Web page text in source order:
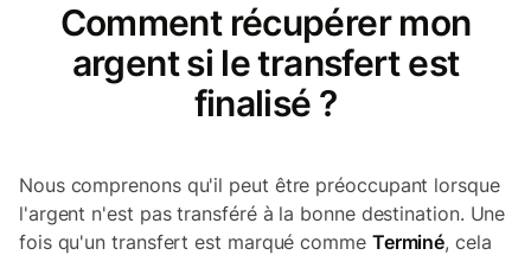
Comment récupérer mon
argent si le transfert est
finalisé ?
Nous comprenons qu'il peut être préoccupant lorsque
l'argent n'est pas transféré à la bonne destination. Une
fois qu'un transfert est marqué comme Terminé, cela